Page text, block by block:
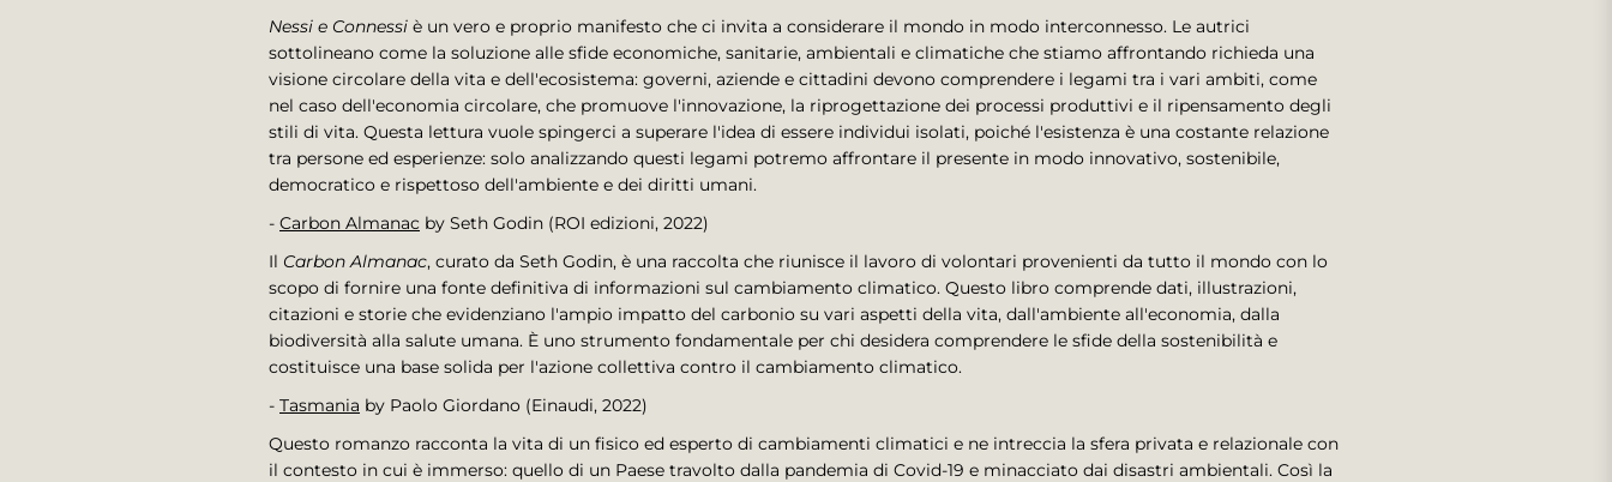
Nessi e Connessi è un vero e proprio manifesto che ci invita a considerare il mondo in modo interconnesso. Le autrici
sottolineano come la soluzione alle sfide economiche, sanitarie, ambientali e climatiche che stiamo affrontando richieda una
visione circolare della vita e dell'ecosistema: governi, aziende e cittadini devono comprendere i legami tra i vari ambiti, come
nel caso dell'economia circolare, che promuove l'innovazione, la riprogettazione dei processi produttivi e il ripensamento degli
stili di vita. Questa lettura vuole spingerci a superare l'idea di essere individui isolati, poiché l'esistenza è una costante relazione
tra persone ed esperienze: solo analizzando questi legami potremo affrontare il presente in modo innovativo, sostenibile,
democratico e rispettoso dell'ambiente e dei diritti umani.
- Carbon Almanac by Seth Godin (ROI edizioni, 2022)
Il Carbon Almanac, curato da Seth Godin, è una raccolta che riunisce il lavoro di volontari provenienti da tutto il mondo con lo
scopo di fornire una fonte definitiva di informazioni sul cambiamento climatico. Questo libro comprende dati, illustrazioni,
citazioni e storie che evidenziano l'ampio impatto del carbonio su vari aspetti della vita, dall'ambiente all'economia, dalla
biodiversità alla salute umana. È uno strumento fondamentale per chi desidera comprendere le sfide della sostenibilità e
costituisce una base solida per l'azione collettiva contro il cambiamento climatico.
- Tasmania by Paolo Giordano (Einaudi, 2022)
Questo romanzo racconta la vita di un fisico ed esperto di cambiamenti climatici e ne intreccia la sfera privata e relazionale con
il contesto in cui è immerso: quello di un Paese travolto dalla pandemia di Covid-19 e minacciato dai disastri ambientali. Così la